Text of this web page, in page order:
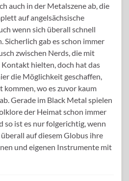
auch in der Metalszene ab, die
auf angelsächsische
wenn sich überall schnell
Sicherlich gab es schon immer
zwischen Nerds, die mit
hielten, doch hat das
die Möglichkeit geschaffen,
wo es zuvor kaum
Gerade im Black Metal spielen
der Heimat schon immer
so ist es nur folgerichtig, wenn
auf diesem Globus ihre
und eigenen Instrumente mit